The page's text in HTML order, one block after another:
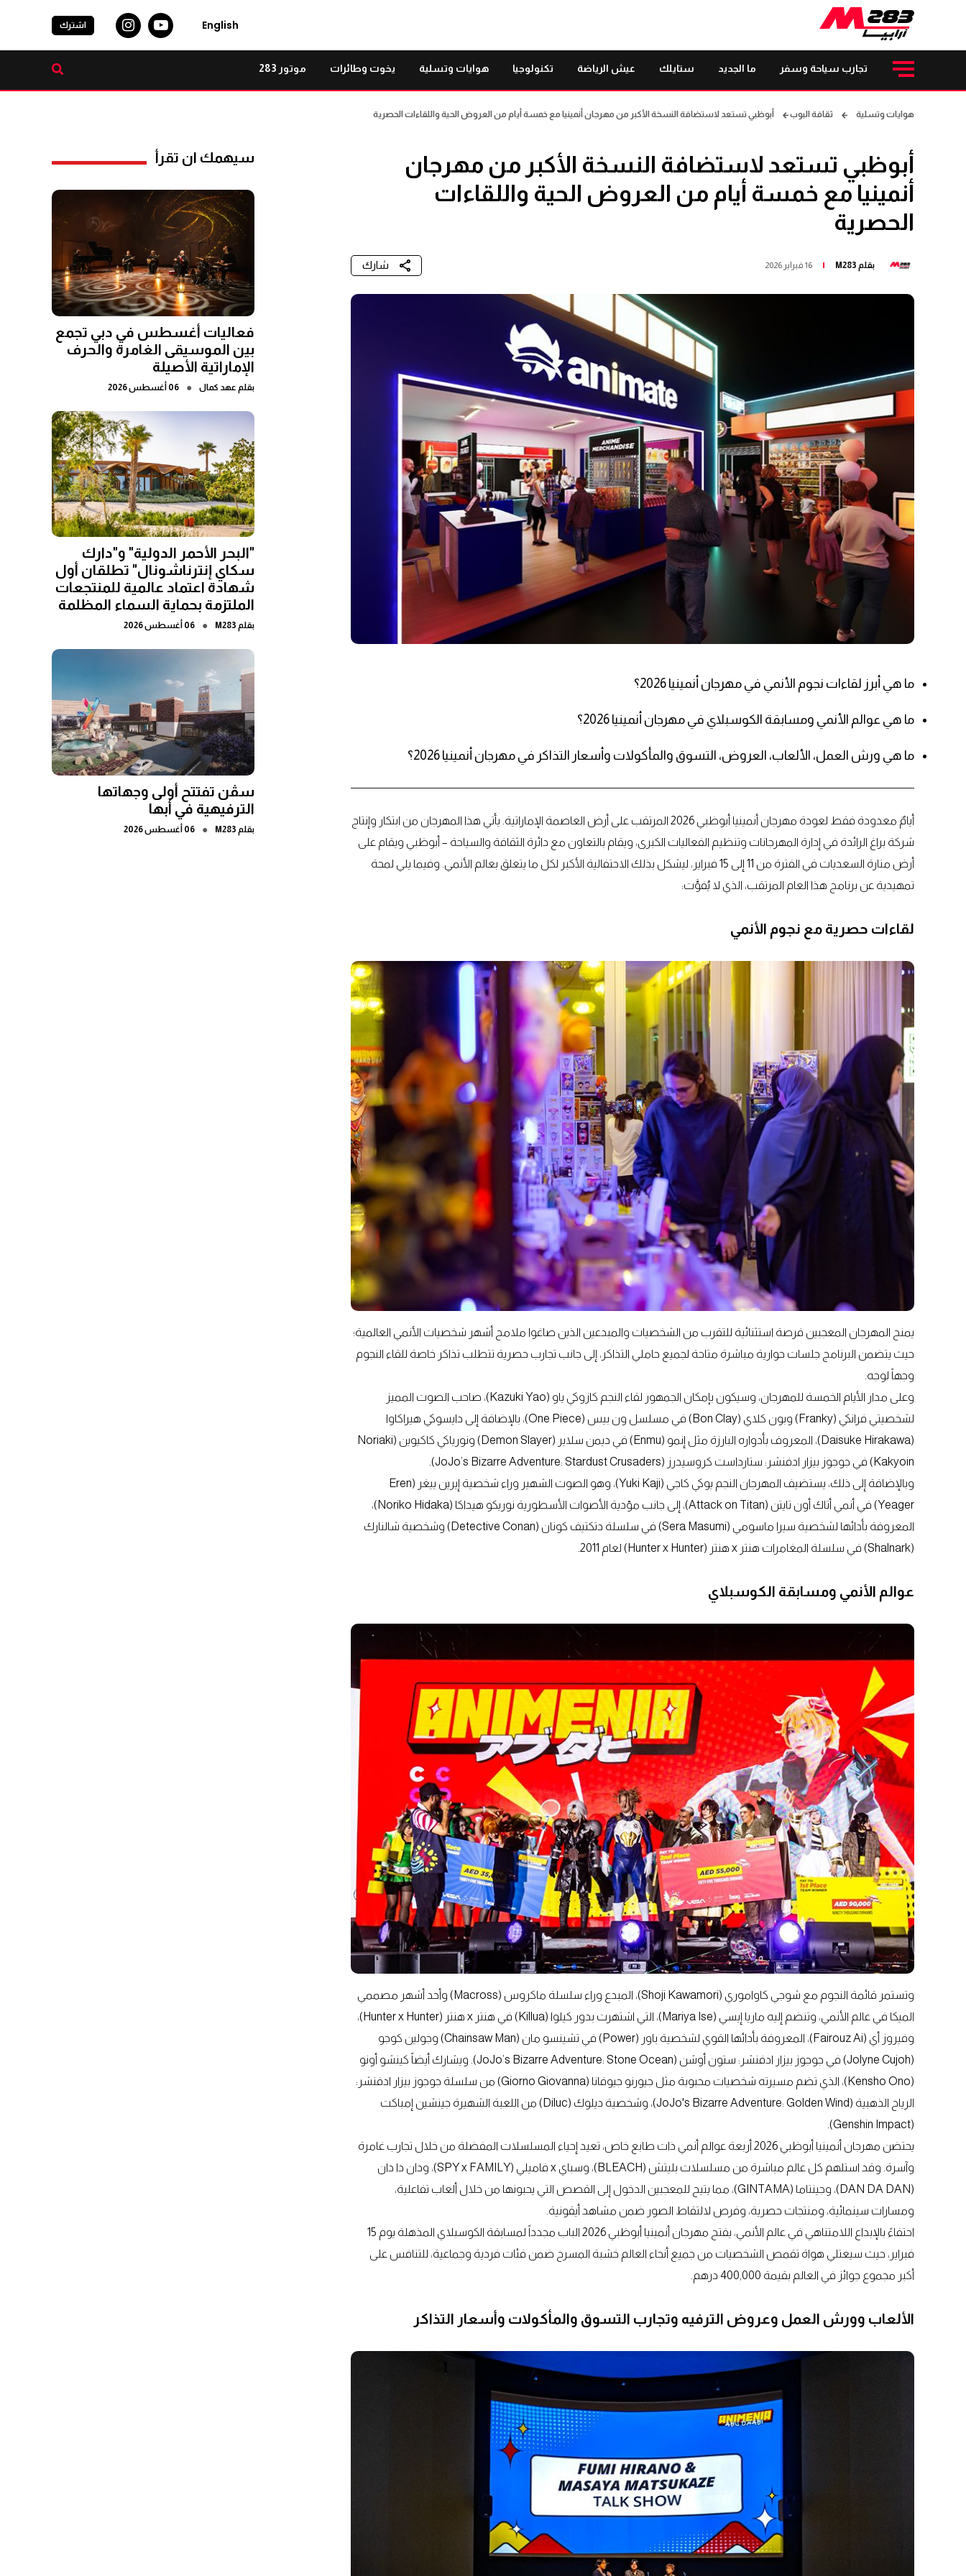
English اشترك
تجارب سياحة وسفر ما الجديد ستايلك عيش الرياضة تكنولوجيا هوايات وتسلية يخوت وطائرات موتور 283
هوايات وتسلية ثقافة البوب أبوظبي تستعد لاستضافة النسخة الأكبر من مهرجان أنمينيا مع خمسة أيام من العروض الحية واللقاءات الحصرية
أبوظبي تستعد لاستضافة النسخة الأكبر من مهرجان
أنمينيا مع خمسة أيام من العروض الحية واللقاءات
الحصرية
بقلم M283 16 فبراير 2026 شارك
ما هي أبرز لقاءات نجوم الأنمي في مهرجان أنمينيا 2026؟
ما هي عوالم الأنمي ومسابقة الكوسبلاي في مهرجان أنمينيا 2026؟
ما هي ورش العمل، الألعاب، العروض، التسوق والمأكولات وأسعار التذاكر في مهرجان أنمينيا 2026؟
أيامٌ معدودة فقط لعودة مهرجان أنمينيا أبوظبي 2026 المرتقب على أرض العاصمة الإماراتية. يأتي هذا المهرجان من ابتكار وإنتاج
شركة براغ الرائدة في إدارة المهرجانات وتنظيم الفعاليات الكبرى، ويقام بالتعاون مع دائرة الثقافة والسياحة – أبوظبي ويقام على
أرض منارة السعديات في الفترة من 11 إلى 15 فبراير، ليشكل بذلك الاحتفالية الأكبر لكل ما يتعلق بعالم الأنمي. وفيما يلي لمحة
تمهيدية عن برنامج هذا العام المرتقب، الذي لا يُفوَّت:
لقاءات حصرية مع نجوم الأنمي
يمنح المهرجان المعجبين فرصة استثنائية للتقرب من الشخصيات والمبدعين الذين صاغوا ملامح أشهر شخصيات الأنمي العالمية؛
حيث يتضمن البرنامج جلسات حوارية مباشرة متاحة لجميع حاملي التذاكر، إلى جانب تجارب حصرية تتطلب تذاكر خاصة للقاء النجوم
وجهاً لوجه.
وعلى مدار الأيام الخمسة للمهرجان، وسيكون بإمكان الجمهور لقاء النجم كازوكي ياو (Kazuki Yao)، صاحب الصوت المميز
لشخصيتي فرانكي (Franky) وبون كلاي (Bon Clay) في مسلسل ون بيس (One Piece)، بالإضافة إلى دايسوكي هيراكاوا
(Daisuke Hirakawa)، المعروف بأدواره البارزة مثل إنمو (Enmu) في ديمن سلاير (Demon Slayer) ونورياكي كاكيوين (Noriaki
Kakyoin) في جوجوز بيزار ادفنشر: ستارداست كروسيدرز (JoJo’s Bizarre Adventure: Stardust Crusaders).
وبالإضافة إلى ذلك، يستضيف المهرجان النجم يوكي كاجي (Yuki Kaji)، وهو الصوت الشهير وراء شخصية إيرين ييغر (Eren
Yeager) في أنمي أتاك أون تايتن (Attack on Titan)، إلى جانب مؤدية الأصوات الأسطورية نوريكو هيداكا (Noriko Hidaka)،
المعروفة بأدائها لشخصية سيرا ماسومي (Sera Masumi) في سلسلة دتكتيف كونان (Detective Conan) وشخصية شالنارك
(Shalnark) في سلسلة المغامرات هنتر x هنتر (Hunter x Hunter) لعام 2011.
عوالم الأنمي ومسابقة الكوسبلاي
وتستمر قائمة النجوم مع شوجي كاواموري (Shoji Kawamori)، المبدع وراء سلسلة ماكروس (Macross) وأحد أشهر مصممي
الميكا في عالم الأنمي، وتنضم إليه ماريا إيسي (Mariya Ise)، التي اشتهرت بدور كيلوا (Killua) في هنتر x هنتر (Hunter x Hunter)،
وفيروز أي (Fairouz Ai)، المعروفة بأدائها القوي لشخصية باور (Power) في تشينسو مان (Chainsaw Man) وجولين كوجو
(Jolyne Cujoh) في جوجوز بيزار ادفنشر: ستون أوشن (JoJo’s Bizarre Adventure: Stone Ocean). ويشارك أيضاً كينشو أونو
(Kensho Ono)، الذي تضم مسيرته شخصيات محبوبة مثل جيورنو جيوفانا (Giorno Giovanna) من سلسلة جوجوز بيزار ادفنشر:
الرياح الذهبية (JoJo's Bizarre Adventure: Golden Wind)، وشخصية ديلوك (Diluc) من اللعبة الشهيرة جينشين إمباكت
(Genshin Impact).
يحتضن مهرجان أنمينيا أبوظبي 2026 أربعة عوالم أنمي ذات طابع خاص، تعيد إحياء المسلسلات المفضلة من خلال تجارب غامرة
وآسرة. وقد استلهم كل عالم مباشرة من مسلسلات بليتش (BLEACH)، وسباي x فاميلي (SPY x FAMILY)، ودان دا دان
(DAN DA DAN)، وجينتاما (GINTAMA)، مما يتيح للمعجبين الدخول إلى القصص التي يحبونها من خلال ألعاب تفاعلية،
ومسارات سينمائية، ومنتجات حصرية، وفرص لالتقاط الصور ضمن مشاهد أيقونية.
احتفاءً بالإبداع اللامتناهي في عالم الأنمي، يفتح مهرجان أنمينيا أبوظبي 2026 الباب مجدداً لمسابقة الكوسبلاي المذهلة يوم 15
فبراير، حيث سيعتلي هواة تقمص الشخصيات من جميع أنحاء العالم خشبة المسرح ضمن فئات فردية وجماعية، للتنافس على
أكبر مجموع جوائز في العالم بقيمة 400,000 درهم.
الألعاب وورش العمل وعروض الترفيه وتجارب التسوق والمأكولات وأسعار التذاكر
سيهمك ان تقرأ
فعاليات أغسطس في دبي تجمع
بين الموسيقى الغامرة والحرف
الإماراتية الأصيلة
بقلم عهد كمال ● 06 أغسطس 2026
"البحر الأحمر الدولية" و"دارك
سكاي إنترناشونال" تطلقان أول
شهادة اعتماد عالمية للمنتجعات
الملتزمة بحماية السماء المظلمة
بقلم M283
● 06 أغسطس 2026
سڤن تفتتح أولى وجهاتها
الترفيهية في أبها
بقلم M283
● 06 أغسطس 2026